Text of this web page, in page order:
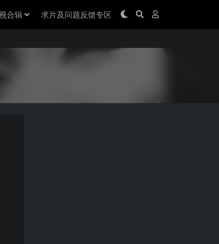
合辑 求片及问题反馈专区